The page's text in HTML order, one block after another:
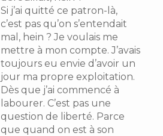
Si j’ai quitté ce patron-là,
c’est pas qu’on s’entendait
mal, hein ? Je voulais me
mettre à mon compte. J’avais
toujours eu envie d’avoir un
jour ma propre exploitation.
Dès que j’ai commencé à
labourer. C’est pas une
question de liberté. Parce
que quand on est à son